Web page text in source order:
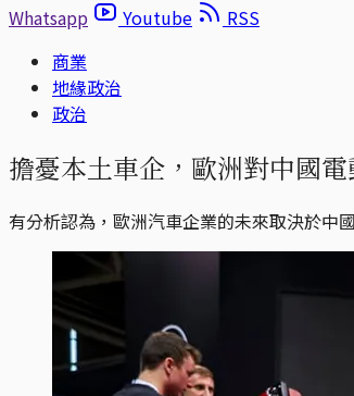
Whatsapp
Youtube
RSS
商業
地緣政治
政治
擔憂本土車企，歐洲對中國
有分析認為，歐洲汽車企業的未來取決於中